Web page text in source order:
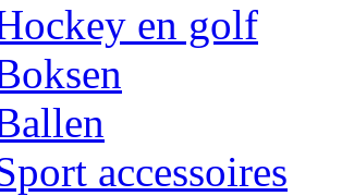
en golf
accessoires